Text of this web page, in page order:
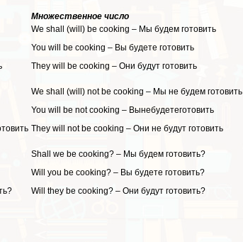
Множественное число
We shall (will) be cooking – Мы будем готовить
You will be cooking – Вы будете готовить
They will be cooking – Они будут готовить
We shall (will) not be cooking – Мы не будем готовить
You will be not cooking – Вынебудетеготовить
They will not be cooking – Они не будут готовить
Shall we be cooking? – Мы будем готовить?
Will you be cooking? – Вы будете готовить?
Will they be cooking? – Они будут готовить?